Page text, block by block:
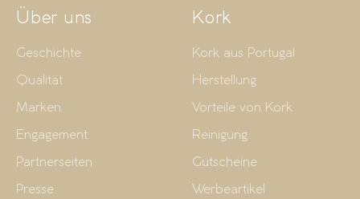
Über uns
Geschichte
Qualität
Marken
Engagement
Partnerseiten
Presse
Kork
Kork aus Portugal
Herstellung
Vorteile von Kork
Reinigung
Gutscheine
Werbeartikel